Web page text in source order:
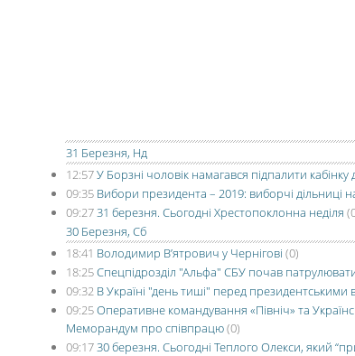
31 Березня, Нд
12:57У Борзні чоловік намагався підпалити кабінку
09:35 Вибори президента – 2019: виборчі дільниці
09:2731 березня. Сьогодні Хрестопоклонна неділя
30 Березня, Сб
18:41 Володимир В’ятрович у Чернігові (0)
18:25Спецпідрозділ "Альфа" СБУ почав
09:32 В Україні "день тиші" перед
09:25Оперативне командування «Північ» та
Меморандум про співпрацю(0)
09:1730 березня. Сьогодні Теплого Олекси, який